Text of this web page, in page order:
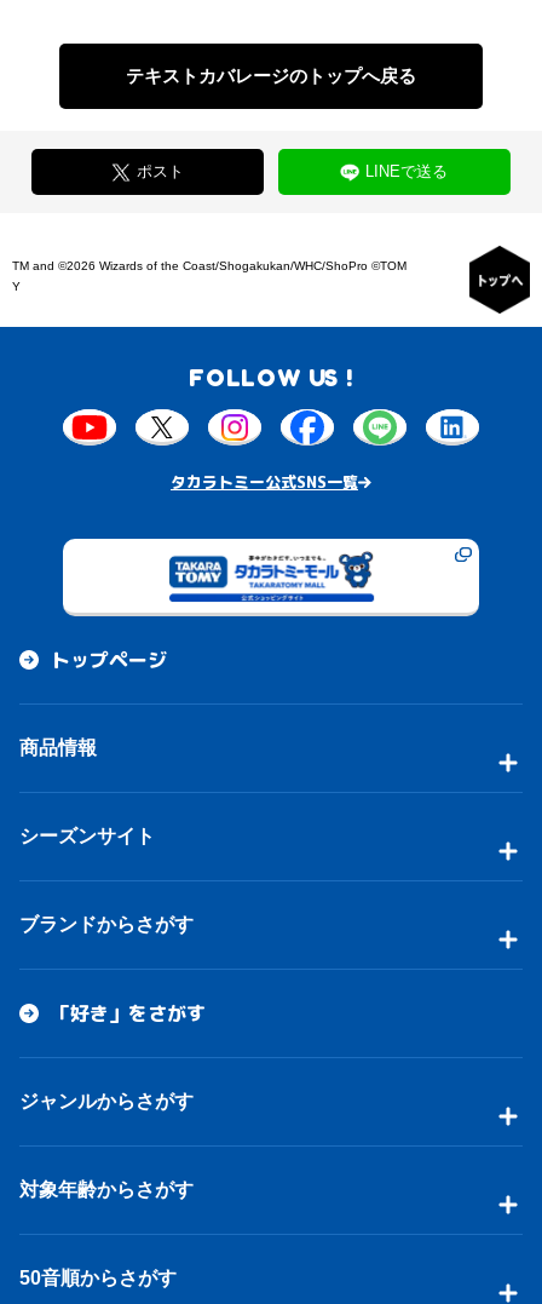
テキストカバレージのトップへ戻る
ポスト LINEで送る
TM and ©2026 Wizards of the Coast/Shogakukan/WHC/ShoPro ©TOM
Y
FOLLOW US !
タカラトミー公式SNS一覧
トップページ
商品情報
シーズンサイト
ブランドからさがす
「好き」をさがす
ジャンルからさがす
対象年齢からさがす
50音順からさがす